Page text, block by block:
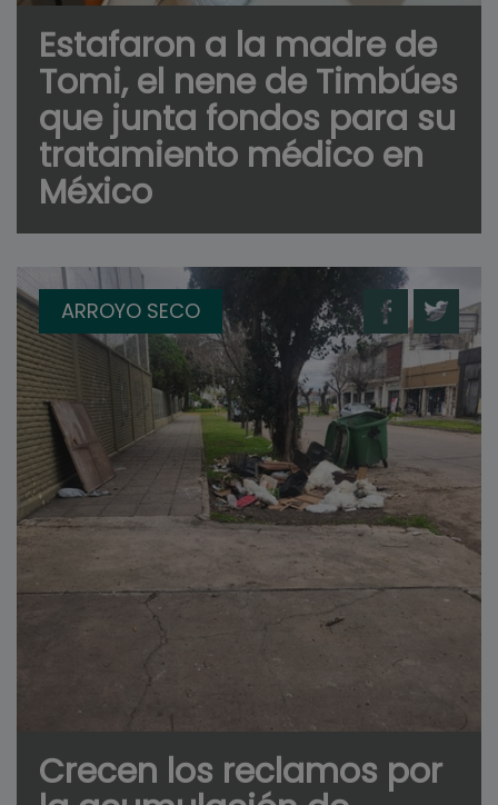
Estafaron a la madre de
Tomi, el nene de Timbúes
que junta fondos para su
tratamiento médico en
México
ARROYO SECO
Crecen los reclamos por